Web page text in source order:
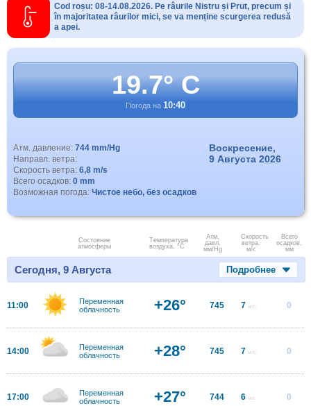
Cod roșu: 08-14.08.2026. Pe râurile Nistru și Prut, precum și
în majoritatea râurilor mici, se va menține scurgerea redusă
a apei.
19.7° C
Погода на 10:40
Атм. давление: 744 mm/Hg
Направл. ветра:
Скорость ветра: 6,8 m/s
Всего осадков: 0 mm
Возможная погода: Чистое небо, без осадков
Воскресение,
9 Августа 2026
Состояние
атмосферы
Температура
воздуха, °C
Атм.
давл.
мм/Hg
Скорость
ветра.
м/с
Всего
осадков,
мм
Сегодня, 9 Августа Подробнее
11:00
Переменная
облачность
+26° 745 7 м/с 0
14:00
Переменная
облачность
+28° 745 7 м/с 0
17:00
Переменная
облачность
+27° 744 6 м/с 0